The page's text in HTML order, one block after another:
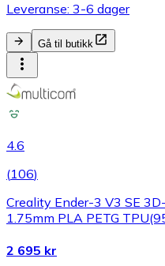
Leveranse: 3-6 dager
Gå til butikk
4.6
(106)
Creality Ender-3 V3 SE
1.75mm PLA PETG
2 695 kr